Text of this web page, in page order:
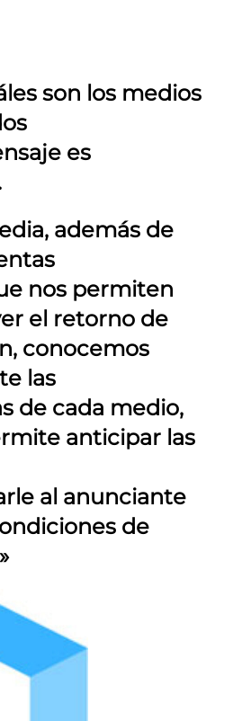
son los medios
es
, además de
nos permiten
el retorno de
conocemos
las
de cada medio,
anticipar las
al anunciante
de